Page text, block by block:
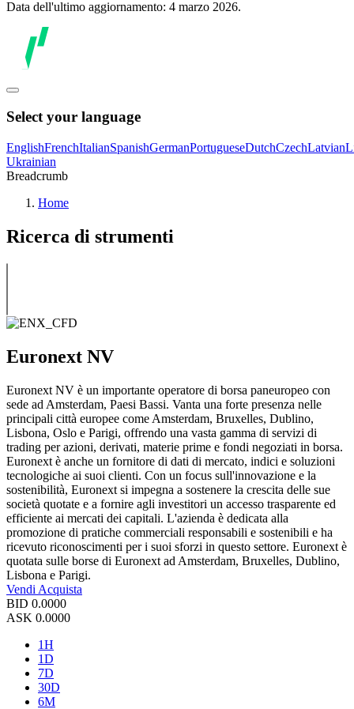
Data dell'ultimo aggiornamento: 4 marzo 2026.
Select your language
EnglishFrenchItalianSpanishGermanPortugueseDutchCzechLatvian
Ukrainian
Breadcrumb
Home
Ricerca di strumenti
Euronext NV
Euronext NV è un importante operatore di borsa paneuropeo con
sede ad Amsterdam, Paesi Bassi. Vanta una forte presenza nelle
principali città europee come Amsterdam, Bruxelles, Dublino,
Lisbona, Oslo e Parigi, offrendo una vasta gamma di servizi di
trading per azioni, derivati, materie prime e fondi negoziati in borsa.
Euronext è anche un fornitore di dati di mercato, indici e soluzioni
tecnologiche ai suoi clienti. Con un focus sull'innovazione e la
sostenibilità, Euronext si impegna a sostenere la crescita delle sue
società quotate e a fornire agli investitori un accesso trasparente ed
efficiente ai mercati dei capitali. L'azienda è dedicata alla
promozione di pratiche commerciali responsabili e sostenibili e ha
ricevuto riconoscimenti per i suoi sforzi in questo settore. Euronext è
quotata sulle borse di Euronext ad Amsterdam, Bruxelles, Dublino,
Lisbona e Parigi.
Vendi Acquista
BID 0.0000
ASK 0.0000
1H
1D
7D
30D
6M